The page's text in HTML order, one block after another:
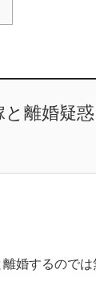
離婚疑
婚するので